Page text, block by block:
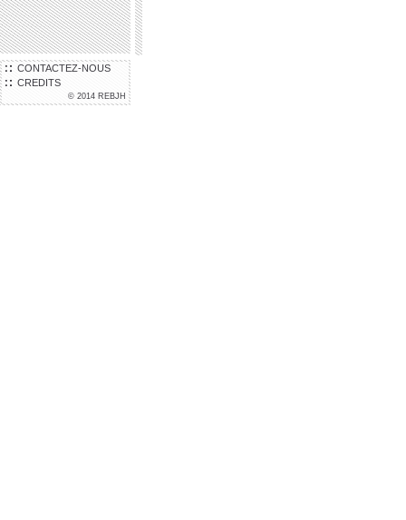
CONTACTEZ-NOUS
CREDITS
© 2014 REBJH